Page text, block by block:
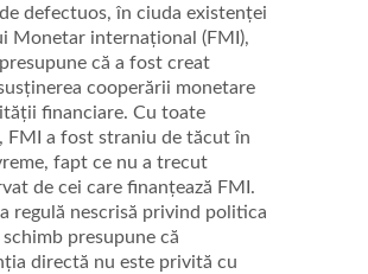
defectuos, în ciuda existenței
Monetar internațional (FMI),
că a fost creat
cooperării monetare
financiare. Cu toate
FMI a fost straniu de tăcut în
fapt ce nu a trecut
de cei care finanțează FMI.
regulă nescrisă privind politica
presupune că
directă nu este privită cu